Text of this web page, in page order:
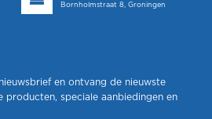
Bornholmstraat 8, Groningen
en ontvang de nieuwste
producten, speciale aanbiedingen en